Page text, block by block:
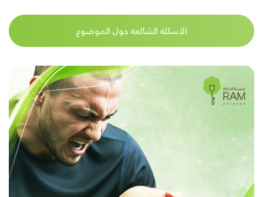
الأسئلة الشائعة حول الموضوع